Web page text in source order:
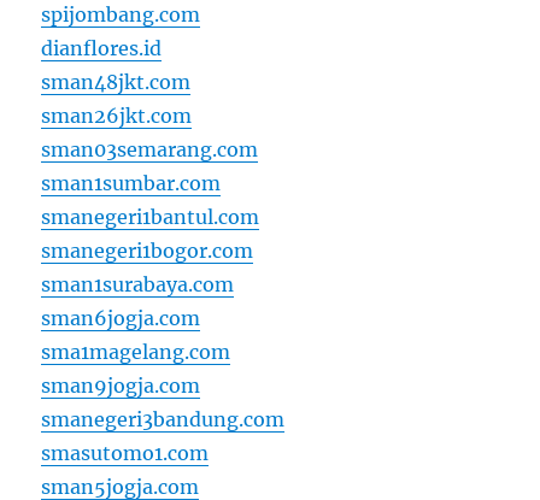
spijombang.com
dianflores.id
sman48jkt.com
sman26jkt.com
sman03semarang.com
sman1sumbar.com
smanegeri1bantul.com
smanegeri1bogor.com
sman1surabaya.com
sman6jogja.com
sma1magelang.com
sman9jogja.com
smanegeri3bandung.com
smasutomo1.com
sman5jogja.com